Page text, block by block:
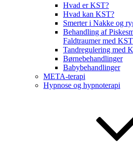
Hvad er KST?
Hvad kan KST?
Smerter i Nakke og
Behandling af
Faldtraumer med KST
Tandregulering med
Børnebehandlinger
Babybehandlinger
META-terapi
Hypnose og hypnoterapi